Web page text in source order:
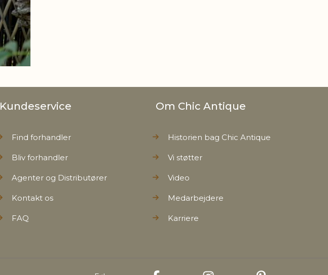
Kundeservice
Find forhandler
Bliv forhandler
Agenter og Distributører
Kontakt os
FAQ
Om Chic Antique
Historien bag Chic Antique
Vi støtter
Video
Medarbejdere
Karriere